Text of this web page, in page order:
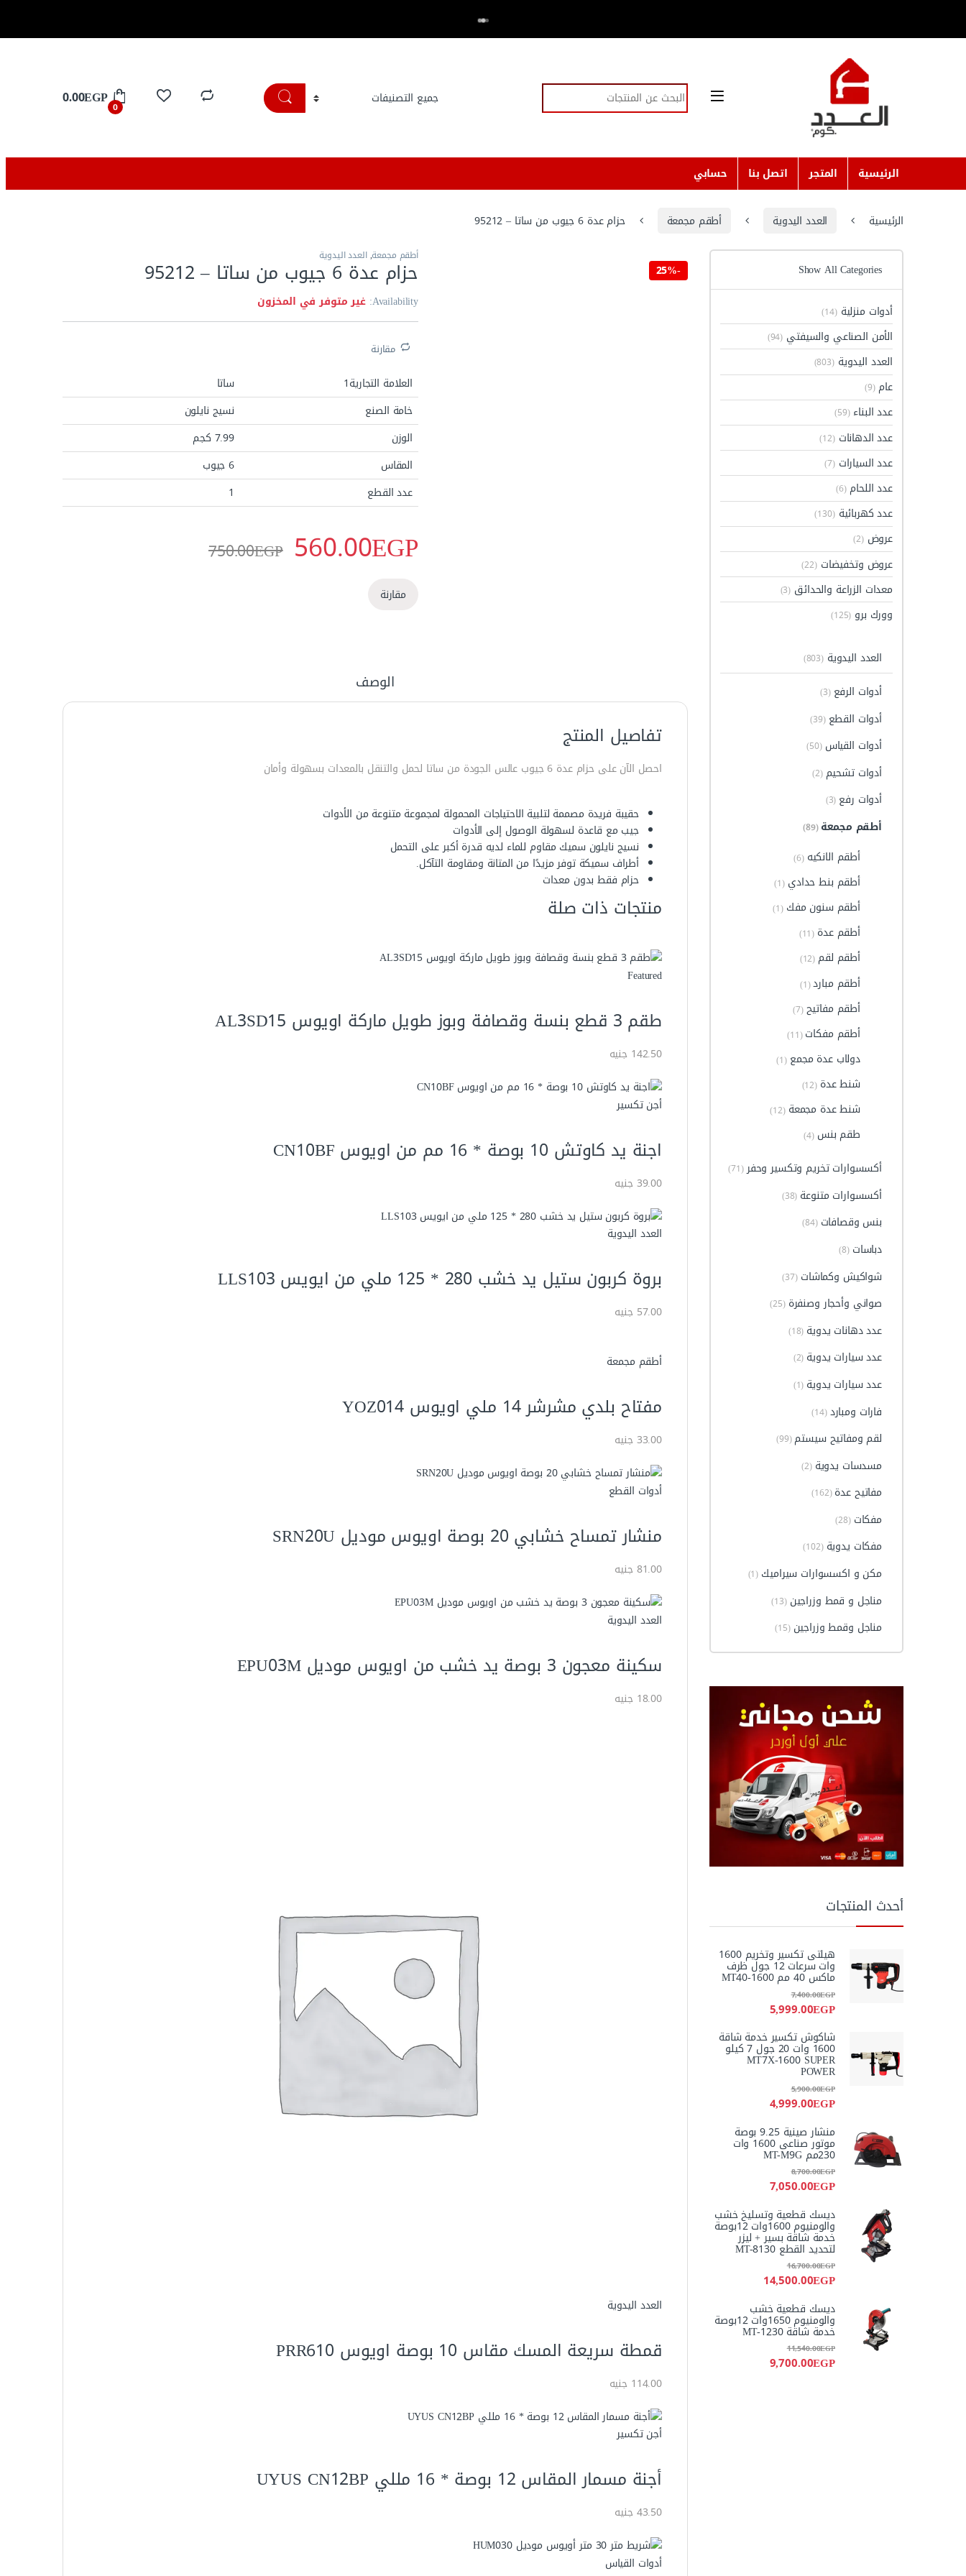
Search for:
0
0.00EGP
الرئيسية المتجر اتصل بنا حسابي
الرئيسية العدد اليدوية أطقم مجمعة حزام عدة 6 جيوب من ساتا – 95212
-
25%
أطقم مجمعة,العدد اليدوية
حزام عدة 6 جيوب من ساتا – 95212
Availability: غير متوفر في المخزون
مقارنة
العلامة التجارية1
ساتا
خامة الصنع
نسيج نايلون
الوزن
7.99 كجم
المقاس
6 جيوب
عدد القطع
1
560.00EGP
750.00EGP
مقارنة
الوصف
تفاصيل المنتج
احصل الآن على حزام عدة 6 جيوب عالس الجودة من ساتا لحمل والتنقل بالمعدات بسهولة وأمان
حقيبة فريدة مصممة لتلبية الاحتياجات المحمولة لمجموعة متنوعة من الأدوات
جيب مع قاعدة لسهولة الوصول إلى الأدوات
نسيج نايلون سميك مقاوم للماء لديه قدرة أكبر على التحمل
أطراف سميكة توفر مزيدًا من المتانة ومقاومة التآكل.
حزام فقط بدون معدات
منتجات ذات صلة
Featured
طقم 3 قطع بنسة وقصافة وبوز طويل ماركة اويوس AL3SD15
142.50 جنيه
أجن تكسير
اجنة يد كاوتش 10 بوصة * 16 مم من اويوس CN10BF
39.00 جنيه
العدد اليدوية
بروة كربون ستيل يد خشب 280 * 125 ملي من ايويس LLS103
57.00 جنيه
أطقم مجمعة
مفتاح بلدي مشرشر 14 ملي اويوس YOZ014
33.00 جنيه
أدوات القطع
منشار تمساح خشابي 20 بوصة اويوس موديل SRN20U
81.00 جنيه
العدد اليدوية
سكينة معجون 3 بوصة يد خشب من اويوس موديل EPU03M
18.00 جنيه
العدد اليدوية
قمطة سريعة المسك مقاس 10 بوصة اويوس PRR610
114.00 جنيه
أجن تكسير
أجنة مسمار المقاس 12 بوصة * 16 مللي UYUS CN12BP
43.50 جنيه
أدوات القياس
Show All Categories
أدوات منزلية(14)
الأمن الصناعي والسيفتي (94)
العدد اليدوية(803)
عام(9)
عدد البناء(59)
عدد الدهانات(12)
عدد السيارات(7)
عدد اللحام(6)
عدد كهربائية(130)
عروض(2)
عروض وتخفيضات(22)
معدات الزراعة والحدائق (3)
وورك برو (125)
العدد اليدوية(803)
أدوات الرفع (3)
أدوات القطع (39)
أدوات القياس (50)
أدوات تشحيم (2)
أدوات رفع (3)
أطقم مجمعة (89)
أطقم الانكيه (6)
أطقم بنط حدادي (1)
أطقم سنون مفك (1)
أطقم عدة (11)
أطقم لقم (12)
أطقم مبارد(1)
أطقم مفاتيح (7)
أطقم مفكات (11)
دولاب عدة مجمع (1)
شنط عدة (12)
شنط عدة مجمعة (12)
طقم بنس (4)
أكسسوارات تخريم وتكسير وحفر(71)
أكسسوارات متنوعة (38)
بنس وقصافات (84)
دباسات (8)
شواكيش وكماشات (37)
صواني وأحجار وصنفرة​ (25)
عدد دهانات يدوية (18)
عدد سيارات يدوية​ (2)
عدد سيارات يدوية​ (1)
فارات ومبارد(14)
لقم ومفاتيح سيستم (99)
مسدسات يدوية (2)
مفاتيح عدة (162)
مفكات (28)
مفكات يدوية (102)
مكن و اكسسوارات سيراميك (1)
مناجل و قمط وزراجين (13)
مناجل وقمط وزراجين (15)
أحدث المنتجات
هيلتى تكسير وتخريم 1600
وات سرعات 12 جول ظرف
ماكس 40 مم MT40-1600
5,999.00EGP
7,400.00EGP
شاكوش تكسير خدمة شاقة
1600 وات 20 جول 7 كيلو
MT7X-1600 SUPER
POWER
4,999.00EGP
5,900.00EGP
منشار صينية 9.25 بوصة
موتور صناعى 1600 وات
230مم MT-M9G
7,050.00EGP
8,700.00EGP
ديسك قطعية وتسليخ خشب
والومنيوم 1600وات 12بوصة
خدمة شاقة بسير + ليزر
لتحديد القطع MT-8130
14,500.00EGP
16,700.00EGP
ديسك قطعية خشب
والومنيوم 1650وات 12بوصة
خدمة شاقة MT-1230
9,700.00EGP
11,540.00EGP